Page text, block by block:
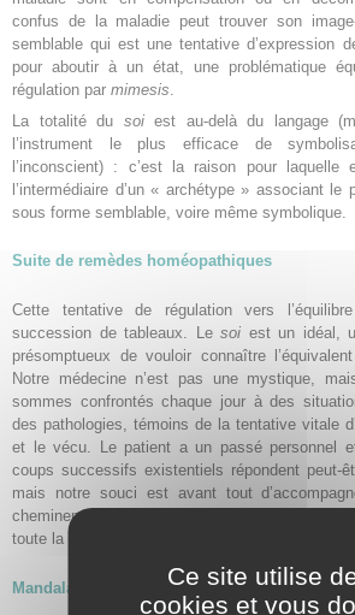
confus de la maladie peut trouver son
semblable qui est une tentative d’expression
pour aboutir à un état, une problématique
régulation par mimesis.
La totalité du soiest au-delà du langage
l’instrument le plus efficace de
l’inconscient) : c’est la raison pour laquelle
l’intermédiaire d’un « archétype » associant le
sous forme semblable, voire même symbolique.
Suite de remèdes homéopathiques
Cette tentative de régulation vers
succession de tableaux. Le soi est un idéal,
présomptueux de vouloir connaître
Notre médecine n’est pas une mystique,
sommes confrontés chaque jour à des
des pathologies, témoins de la tentative vitale
et le vécu. Le patient a un passé personnel
coups successifs existentiels répondent peut-
mais notre souci est avant tout
cheminement de vie à travers le
toute la modestie thérapeutique que cela suppose.
Mandala – HoméographeCe site utilise
cookies et vous